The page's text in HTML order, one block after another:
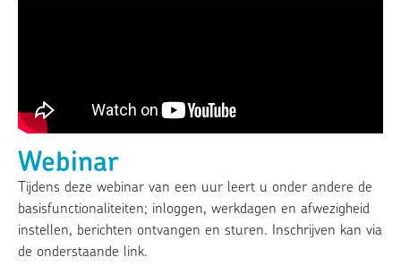
Webinar
Tijdens deze webinar van een uur leert u onder andere de
basisfunctionaliteiten; inloggen, werkdagen en afwezigheid
instellen, berichten ontvangen en sturen. Inschrijven kan via
de onderstaande link.